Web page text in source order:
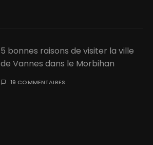
5 bonnes raisons de visiter la ville
de Vannes dans le Morbihan
19 COMMENTAIRES